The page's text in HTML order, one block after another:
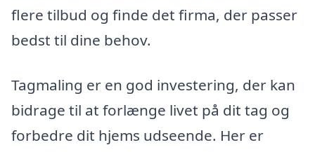
flere tilbud og finde det firma, der passer
bedst til dine behov.
Tagmaling er en god investering, der kan
bidrage til at forlænge livet på dit tag og
forbedre dit hjems udseende. Her er